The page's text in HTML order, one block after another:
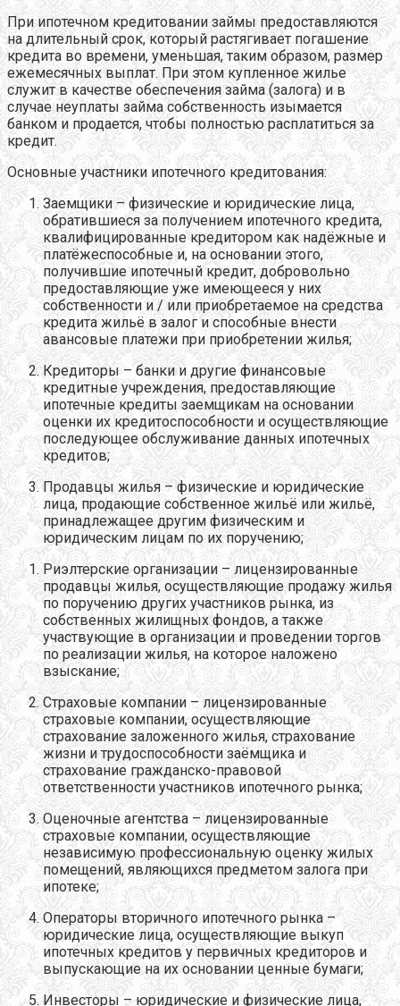
При ипотечном кредитовании займы предоставляются
на длительный срок, который растягивает погашение
кредита во времени, уменьшая, таким образом, размер
ежемесячных выплат. При этом купленное жилье
служит в качестве обеспечения займа (залога) и в
случае неуплаты займа собственность изымается
банком и продается, чтобы полностью расплатиться за
кредит.
Основные участники ипотечного кредитования:
Заемщики – физические и юридические лица,
обратившиеся за получением ипотечного кредита,
квалифицированные кредитором как надёжные и
платёжеспособные и, на основании этого,
получившие ипотечный кредит, добровольно
предоставляющие уже имеющееся у них
собственности и / или приобретаемое на средства
кредита жильё в залог и способные внести
авансовые платежи при приобретении жилья;
Кредиторы – банки и другие финансовые
кредитные учреждения, предоставляющие
ипотечные кредиты заемщикам на основании
оценки их кредитоспособности и осуществляющие
последующее обслуживание данных ипотечных
кредитов;
Продавцы жилья – физические и юридические
лица, продающие собственное жильё или жильё,
принадлежащее другим физическим и
юридическим лицам по их поручению;
Риэлтерские организации – лицензированные
продавцы жилья, осуществляющие продажу жилья
по поручению других участников рынка, из
собственных жилищных фондов, а также
участвующие в организации и проведении торгов
по реализации жилья, на которое наложено
взыскание;
Страховые компании – лицензированные
страховые компании, осуществляющие
страхование заложенного жилья, страхование
жизни и трудоспособности заёмщика и
страхование гражданско-правовой
ответственности участников ипотечного рынка;
Оценочные агентства – лицензированные
страховые компании, осуществляющие
независимую профессиональную оценку жилых
помещений, являющихся предметом залога при
ипотеке;
Операторы вторичного ипотечного рынка –
юридические лица, осуществляющие выкуп
ипотечных кредитов у первичных кредиторов и
выпускающие на их основании ценные бумаги;
Инвесторы – юридические и физические лица,